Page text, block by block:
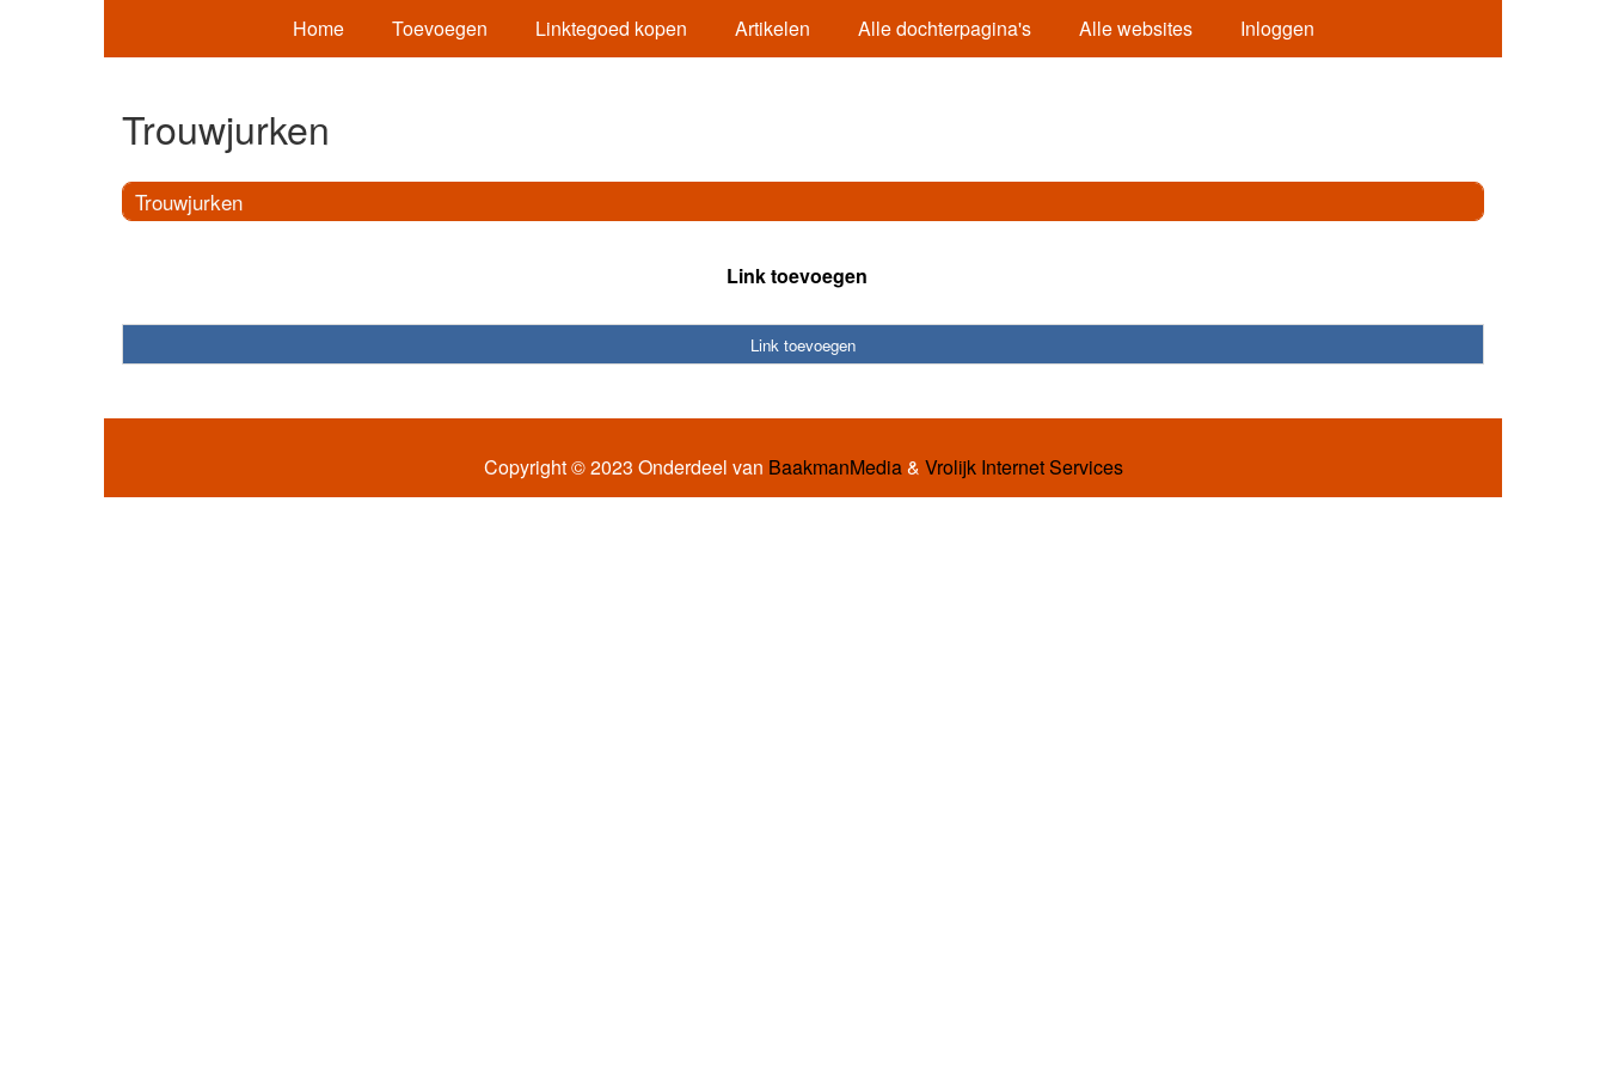
Home Toevoegen Linktegoed kopen Artikelen Alle dochterpagina's Alle websites Inloggen
Trouwjurken
Trouwjurken
Link toevoegen
Link toevoegen
Copyright © 2023 Onderdeel van BaakmanMedia& Vrolijk Internet Services